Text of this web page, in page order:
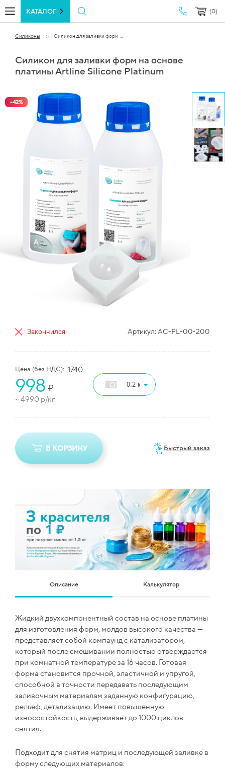
КАТАЛОГ (0)
Силиконы Силикон для заливки форм ...
Силикон для заливки форм на основе
платины Artline Silicone Platinum
-42%
Закончился Артикул: AC-PL-00-200
Цена (без НДС): 1740
998 ₽
~ 4990 р/кг
В КОРЗИНУ Быстрый заказ
Описание Калькулятор
Жидкий двухкомпонентный состав на основе платины
для изготовления форм, молдов высокого качества —
представляет собой компаунд с катализатором,
который после смешивании полностью отверждается
при комнатной температуре за 16 часов. Готовая
форма становится прочной, эластичной и упругой,
способной в точности передавать последующим
заливочным материалам заданную конфигурацию,
рельеф, детализацию. Имеет повышенную
износостойкость, выдерживает до 1000 циклов
снятия.
Подходит для снятия матриц и последующей заливке в
форму следующих материалов: